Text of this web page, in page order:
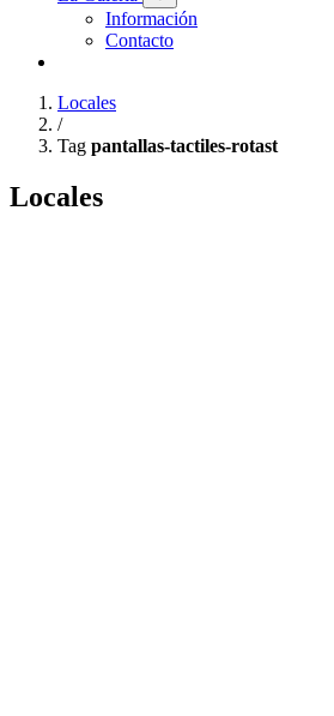
Información
Contacto
Locales
/
Tag pantallas-tactiles-rotast
Locales